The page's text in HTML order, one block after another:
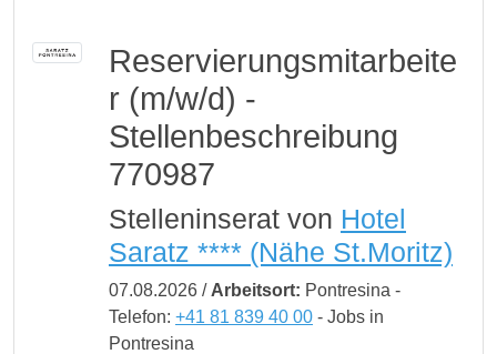
Reservierungsmitarbeite
r (m/w/d) -
Stellenbeschreibung
770987
Stelleninserat von Hotel
Saratz **** (Nähe St.Moritz)
07.08.2026 / Arbeitsort: Pontresina -
Telefon: +41 81 839 40 00- Jobs in
Pontresina